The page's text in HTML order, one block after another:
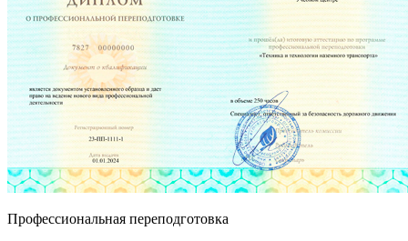
Профессиональная переподготовка